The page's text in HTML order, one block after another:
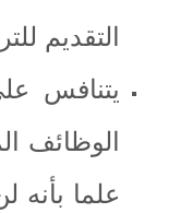
التقديم
يتنافس
الوظائف
علما بأنه